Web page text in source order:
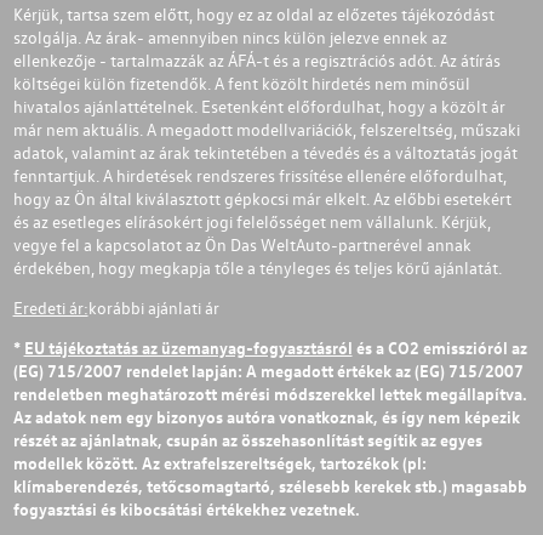
Kérjük, tartsa szem előtt, hogy ez az oldal az előzetes tájékozódást
szolgálja. Az árak- amennyiben nincs külön jelezve ennek az
ellenkezője - tartalmazzák az ÁFÁ-t és a regisztrációs adót. Az átírás
költségei külön fizetendők. A fent közölt hirdetés nem minősül
hivatalos ajánlattételnek. Esetenként előfordulhat, hogy a közölt ár
már nem aktuális. A megadott modellvariációk, felszereltség, műszaki
adatok, valamint az árak tekintetében a tévedés és a változtatás jogát
fenntartjuk. A hirdetések rendszeres frissítése ellenére előfordulhat,
hogy az Ön által kiválasztott gépkocsi már elkelt. Az előbbi esetekért
és az esetleges elírásokért jogi felelősséget nem vállalunk. Kérjük,
vegye fel a kapcsolatot az Ön Das WeltAuto-partnerével annak
érdekében, hogy megkapja tőle a tényleges és teljes körű ajánlatát.
Eredeti ár:korábbi ajánlati ár
* EU tájékoztatás az üzemanyag-fogyasztásról és a CO2 emisszióról az
(EG) 715/2007 rendelet lapján: A megadott értékek az (EG) 715/2007
rendeletben meghatározott mérési módszerekkel lettek megállapítva.
Az adatok nem egy bizonyos autóra vonatkoznak, és így nem képezik
részét az ajánlatnak, csupán az összehasonlítást segítik az egyes
modellek között. Az extrafelszereltségek, tartozékok (pl:
klímaberendezés, tetőcsomagtartó, szélesebb kerekek stb.) magasabb
fogyasztási és kibocsátási értékekhez vezetnek.